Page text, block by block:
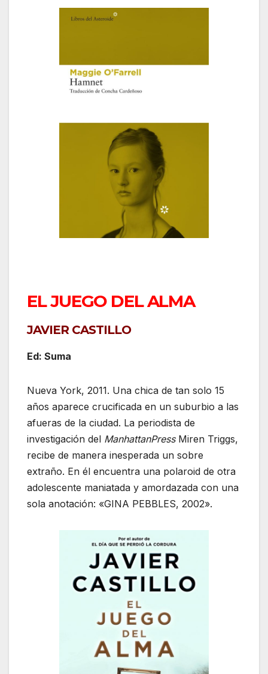
EL JUEGO DEL ALMA
JAVIER CASTILLO
Ed: Suma
Nueva York, 2011. Una chica de tan solo 15
años aparece crucificada en un suburbio a las
afueras de la ciudad. La periodista de
investigación del ManhattanPressMiren Triggs,
recibe de manera inesperada un sobre
extraño. En él encuentra una polaroid de otra
adolescente maniatada y amordazada con una
sola anotación: «GINA PEBBLES, 2002».